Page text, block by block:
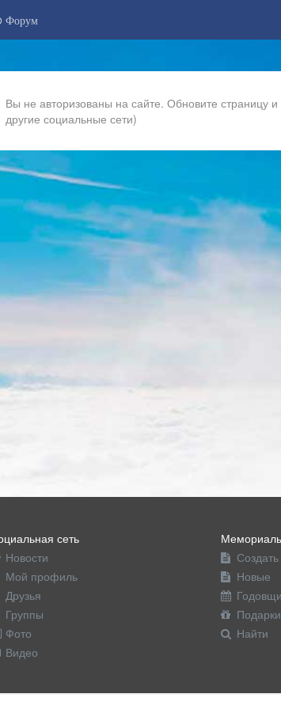
Форум
Вы не авторизованы на сайте. Обновите страницу и
другие социальные сети)
сеть
Новости
Мой профиль
Друзья
Группы
Фото
Видео
Создать
Новые
Подарки
Найти